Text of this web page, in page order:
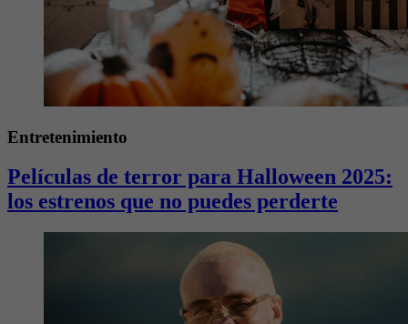
Entretenimiento
Películas de terror para Halloween 2025:
los estrenos que no puedes perderte